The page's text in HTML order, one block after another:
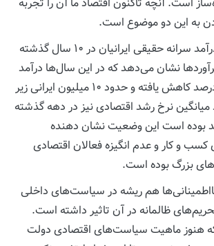
به این دو موضوع است.
شافعی به کاهش درآمد سرانه حقیقی ایرانیان در ۱۰ سال گذشته
نشان می‌دهد که در این سال‌ها درآمد
سرانه بیش از ۳۰ درصد کاهش یافته و حدود ۱۰ میلیون ایرانی زیر
میانگین نرخ رشد اقتصادی نیز در دهه گذشته
بوده است این وضعیت نشان دهنده
کسب و کار و عدم انگیزه فعالان اقتصادی
بزرگ بوده است.
هم ریشه در سیاست‌های داخلی
ظالمانه در آن تاثیر داشته است.
هنوز ماهیت سیاست‌های اقتصادی دولت